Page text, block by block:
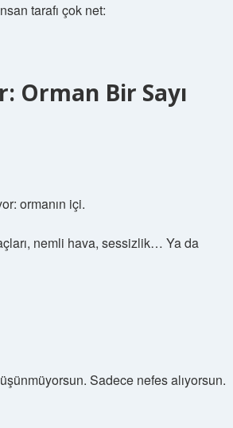
tarafı çok net:
Orman Bir Sayı
ormanın içi.
nemli hava, sessizlik… Ya da
Sadece nefes alıyorsun.